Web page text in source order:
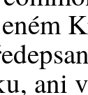
ani